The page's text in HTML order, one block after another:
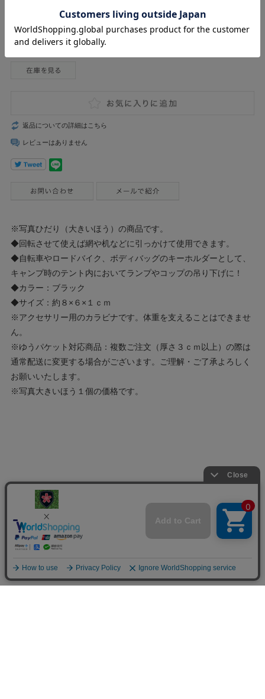
一部の決済方法を抜粋しています。
その他の決済方法は こちらからご確認いただけます。
返品についての詳細はこちら
レビューはありません
※写真ひだり（大きいほう）の商品です。
◆回転させて使えば網や机などに引っかけて使用できます。
◆自転車やロードバイク、ボディバッグのキーホルダーとして、
キャンプ時のテント内においてランプやコップの吊り下げに！
◆カラー：ブラック
◆サイズ：約８×６×１ｃｍ
※アクセサリー用のカラビナです。体重を支えることはできませ
ん。
※ゆうパケット対応商品：複数ご注文（厚さ３ｃｍ以上）の際は
通常配送に変更する場合がございます。ご理解・ご了承よろしく
お願いいたします。
※写真大きいほう１個の価格です。